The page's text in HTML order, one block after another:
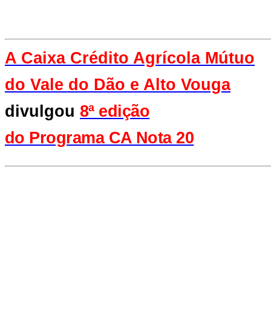
A Caixa Crédito Agrícola Mútuo
do Vale do Dão e Alto Vouga
divulgou 8ª edição
do Programa CA Nota 20